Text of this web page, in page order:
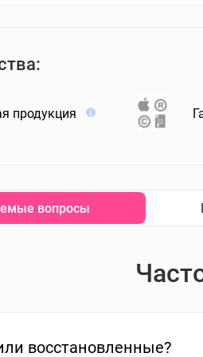
продукция
вопросы
восстановленные?